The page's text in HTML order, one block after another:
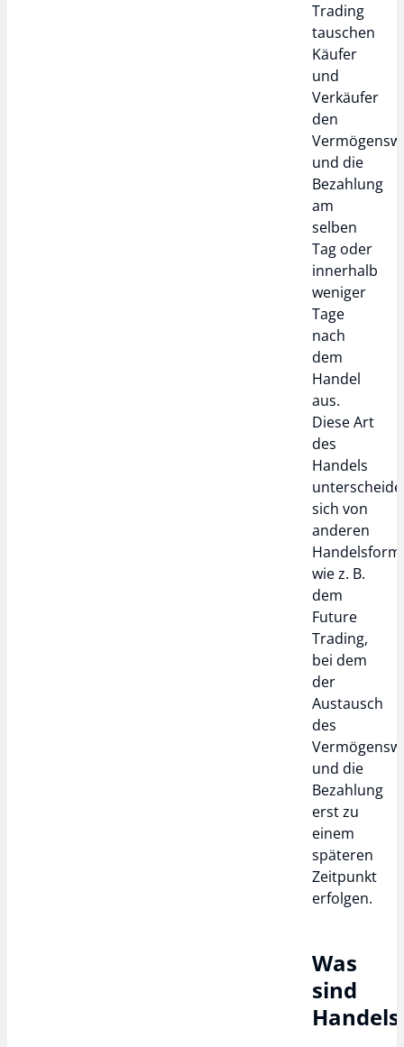
Trading
tauschen
Käufer
und
Verkäufer
den
und die
Bezahlung
am
selben
Tag oder
innerhalb
weniger
Tage
nach
dem
Handel
aus.
Diese Art
des
Handels
sich von
anderen
wie z. B.
dem
Future
Trading,
bei dem
der
Austausch
des
und die
Bezahlung
erst zu
einem
späteren
Zeitpunkt
erfolgen.
Was
sind